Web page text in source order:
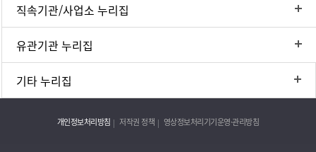
직속기관/사업소 누리집
유관기관 누리집
기타 누리집
개인정보처리방침 저작권 정책 영상정보처리기기운영·관리방침